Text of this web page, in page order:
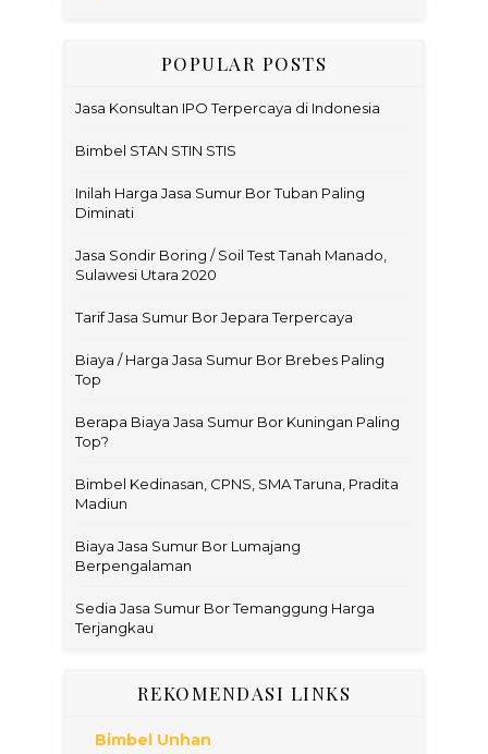
POPULAR POSTS
Jasa Konsultan IPO Terpercaya di Indonesia
Bimbel STAN STIN STIS
Inilah Harga Jasa Sumur Bor Tuban Paling
Diminati
Jasa Sondir Boring / Soil Test Tanah Manado,
Sulawesi Utara 2020
Tarif Jasa Sumur Bor Jepara Terpercaya
Biaya / Harga Jasa Sumur Bor Brebes Paling
Top
Berapa Biaya Jasa Sumur Bor Kuningan Paling
Top?
Bimbel Kedinasan, CPNS, SMA Taruna, Pradita
Madiun
Biaya Jasa Sumur Bor Lumajang
Berpengalaman
Sedia Jasa Sumur Bor Temanggung Harga
Terjangkau
REKOMENDASI LINKS
Bimbel Unhan